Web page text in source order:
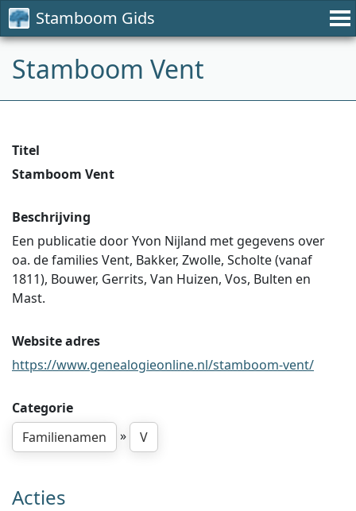
Stamboom Gids
Stamboom Vent
Titel
Stamboom Vent
Beschrijving
Een publicatie door Yvon Nijland met gegevens over
oa. de families Vent, Bakker, Zwolle, Scholte (vanaf
1811), Bouwer, Gerrits, Van Huizen, Vos, Bulten en
Mast.
Website adres
https://www.genealogieonline.nl/stamboom-vent/
Categorie
Familienamen
» V
Acties